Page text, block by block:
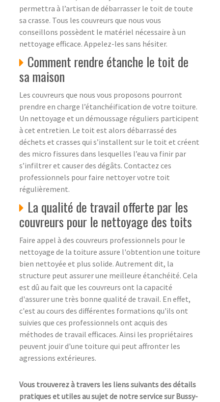
permettra à l’artisan de débarrasser le toit de toute
sa crasse. Tous les couvreurs que nous vous
conseillons possèdent le matériel nécessaire à un
nettoyage efficace. Appelez-les sans hésiter.
Comment rendre étanche le toit de
sa maison
Les couvreurs que nous vous proposons pourront
prendre en charge l’étanchéification de votre toiture.
Un nettoyage et un démoussage réguliers participent
à cet entretien. Le toit est alors débarrassé des
déchets et crasses qui s’installent sur le toit et créent
des micro fissures dans lesquelles l’eau va finir par
s’infiltrer et causer des dégâts. Contactez ces
professionnels pour faire nettoyer votre toit
régulièrement.
La qualité de travail offerte par les
couvreurs pour le nettoyage des toits
Faire appel à des couvreurs professionnels pour le
nettoyage de la toiture assure l'obtention une toiture
bien nettoyée et plus solide. Autrement dit, la
structure peut assurer une meilleure étanchéité. Cela
est dû au fait que les couvreurs ont la capacité
d'assurer une très bonne qualité de travail. En effet,
c'est au cours des différentes formations qu'ils ont
suivies que ces professionnels ont acquis des
méthodes de travail efficaces. Ainsi les propriétaires
peuvent jouir d'une toiture qui peut affronter les
agressions extérieures.
Vous trouverez à travers les liens suivants des détails
pratiques et utiles au sujet de notre service sur Bussy-